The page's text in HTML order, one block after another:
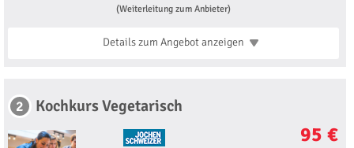
(Weiterleitung zum Anbieter)
Details zum Angebotanzeigen
2 Kochkurs Vegetarisch
95 €